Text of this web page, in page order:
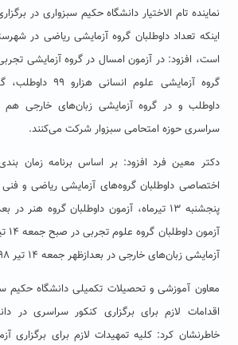
نماینده تام الاختیار دانشگاه حکیم سبزواری در
سراسری حوزه امتحامی سبزوار شرکت می‌کنند.
دکتر معین فرد افزود: بر اساس برنامه زمان
اختصاصی داوطلبان گروه‌های آزمایشی ریاضی و
آزمایشی زبان‌های خارجی در بعدازظهر جمعه ۱۴ تیر ۹۸ برگزار خواهد شد.
معاون آموزشی و تحصیلات تکمیلی دانشگاه حکیم
اقدامات لازم برای برگزاری کنکور سراسری در